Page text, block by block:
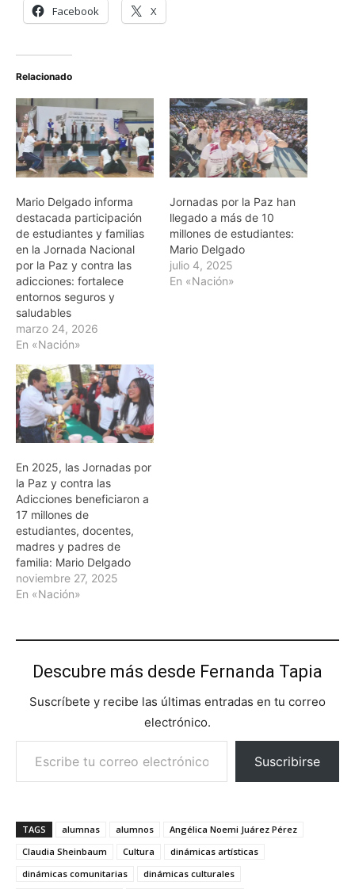
Facebook X
Relacionado
Mario Delgado informa
destacada participación
de estudiantes y familias
en la Jornada Nacional
por la Paz y contra las
adicciones: fortalece
entornos seguros y
saludables
marzo 24, 2026
En «Nación»
Jornadas por la Paz han
llegado a más de 10
millones de estudiantes:
Mario Delgado
julio 4, 2025
En «Nación»
En 2025, las Jornadas por
la Paz y contra las
Adicciones beneficiaron a
17 millones de
estudiantes, docentes,
madres y padres de
familia: Mario Delgado
noviembre 27, 2025
En «Nación»
Descubre más desde Fernanda Tapia
Suscríbete y recibe las últimas entradas en tu correo
electrónico.
Escribe tu correo electrónico…
Suscribirse
TAGS alumnas alumnos
Angélica Noemi Juárez Pérez
Claudia Sheinbaum
Cultura
dinámicas artísticas
dinámicas comunitarias
dinámicas culturales